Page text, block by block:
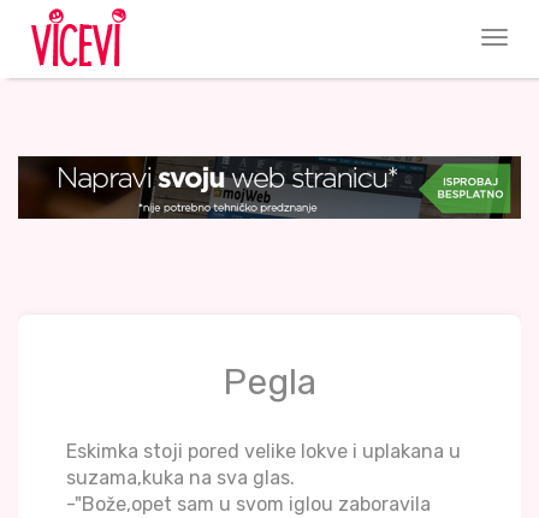
Pegla
Eskimka stoji pored velike lokve i uplakana u
suzama,kuka na sva glas.
-"Bože,opet sam u svom iglou zaboravila